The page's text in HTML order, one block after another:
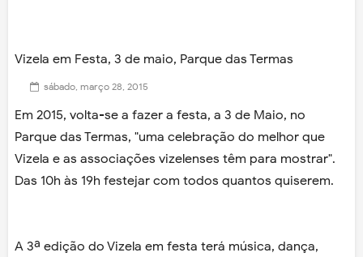
Vizela em Festa, 3 de maio, Parque das Termas
sábado, março 28, 2015
Em 2015, volta-se a fazer a festa, a 3 de Maio, no
Parque das Termas, "uma celebração do melhor que
Vizela e as associações vizelenses têm para mostrar".
Das 10h às 19h festejar com todos quantos quiserem.
A 3ª edição do Vizela em festa terá música, dança,